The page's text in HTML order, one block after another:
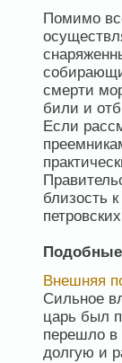
Помимо
смерти
били и
Если
близость
Внешняя
Сильное
царь был
перешло в
долгую и